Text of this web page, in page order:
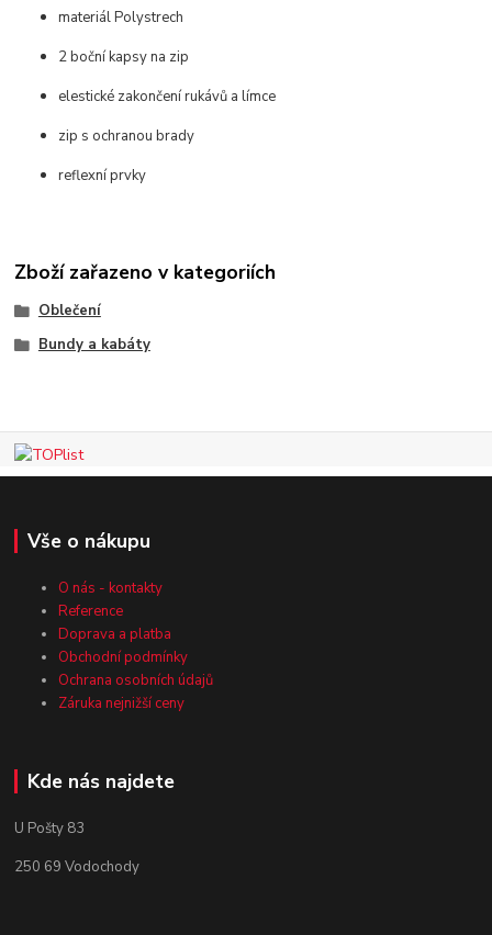
materiál Polystrech
2 boční kapsy na zip
elestické zakončení rukávů a límce
zip s ochranou brady
reflexní prvky
Zboží zařazeno v kategoriích
Oblečení
Bundy a kabáty
Vše o nákupu
O nás - kontakty
Reference
Doprava a platba
Obchodní podmínky
Ochrana osobních údajů
Záruka nejnižší ceny
Kde nás najdete
U Pošty 83
250 69 Vodochody